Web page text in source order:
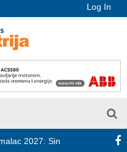
Log In
2027: Sindikati traže veće